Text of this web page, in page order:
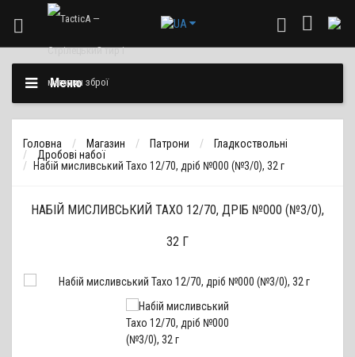
Меню
Головна Магазин Патрони
Гладкоствольні
Дробові набої
Набій мисливський Тахо 12/70, дріб №000 (№3/0), 32 г
НАБІЙ МИСЛИВСЬКИЙ ТАХО 12/70, ДРІБ №000 (№3/0),
32 Г